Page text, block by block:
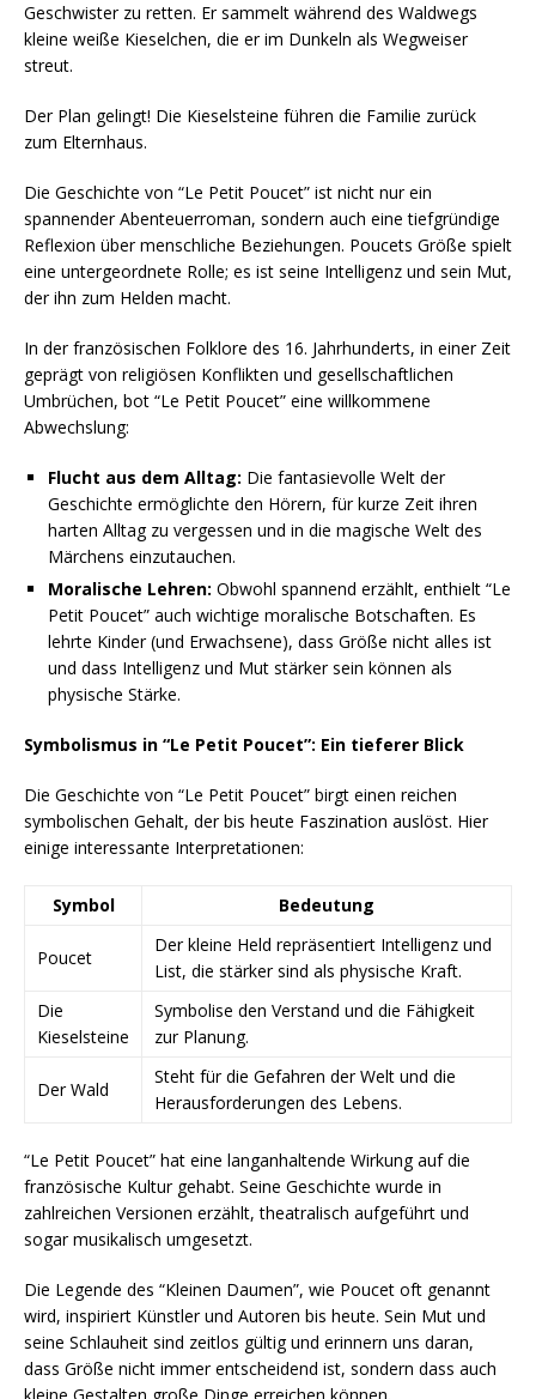
Geschwister zu retten. Er sammelt während des Waldwegs
kleine weiße Kieselchen, die er im Dunkeln als Wegweiser
streut.
Der Plan gelingt! Die Kieselsteine führen die Familie zurück
zum Elternhaus.
Die Geschichte von “Le Petit Poucet” ist nicht nur ein
spannender Abenteuerroman, sondern auch eine tiefgründige
Reflexion über menschliche Beziehungen. Poucets Größe spielt
eine untergeordnete Rolle; es ist seine Intelligenz und sein Mut,
der ihn zum Helden macht.
In der französischen Folklore des 16. Jahrhunderts, in einer Zeit
geprägt von religiösen Konflikten und gesellschaftlichen
Umbrüchen, bot “Le Petit Poucet” eine willkommene
Abwechslung:
Flucht aus dem Alltag: Die fantasievolle Welt der
Geschichte ermöglichte den Hörern, für kurze Zeit ihren
harten Alltag zu vergessen und in die magische Welt des
Märchens einzutauchen.
Moralische Lehren: Obwohl spannend erzählt, enthielt “Le
Petit Poucet” auch wichtige moralische Botschaften. Es
lehrte Kinder (und Erwachsene), dass Größe nicht alles ist
und dass Intelligenz und Mut stärker sein können als
physische Stärke.
Symbolismus in “Le Petit Poucet”: Ein tieferer Blick
Die Geschichte von “Le Petit Poucet” birgt einen reichen
symbolischen Gehalt, der bis heute Faszination auslöst. Hier
einige interessante Interpretationen:
Symbol Bedeutung
Poucet
Der kleine Held repräsentiert Intelligenz und
List, die stärker sind als physische Kraft.
Die
Kieselsteine
Symbolise den Verstand und die Fähigkeit
zur Planung.
Der Wald
Steht für die Gefahren der Welt und die
Herausforderungen des Lebens.
“Le Petit Poucet” hat eine langanhaltende Wirkung auf die
französische Kultur gehabt. Seine Geschichte wurde in
zahlreichen Versionen erzählt, theatralisch aufgeführt und
sogar musikalisch umgesetzt.
Die Legende des “Kleinen Daumen”, wie Poucet oft genannt
wird, inspiriert Künstler und Autoren bis heute. Sein Mut und
seine Schlauheit sind zeitlos gültig und erinnern uns daran,
dass Größe nicht immer entscheidend ist, sondern dass auch